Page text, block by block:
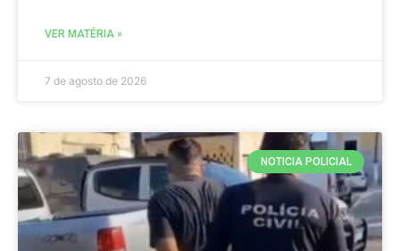
VER MATÉRIA »
7 de agosto de 2026
NOTICIA POLICIAL